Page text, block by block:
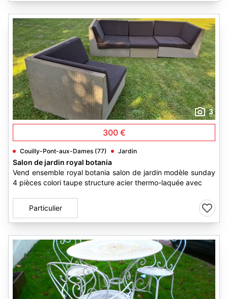
3
300 €
Couilly-Pont-aux-Dames (77) Jardin
Salon de jardin royal botania
Vend ensemble royal botania salon de jardin modèle sunday
4 pièces colori taupe structure acier thermo-laquée avec
Particulier